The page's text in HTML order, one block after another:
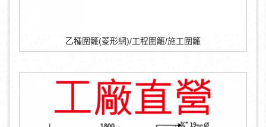
乙種圍籬(菱形網)/工程圍籬/施工圍籬